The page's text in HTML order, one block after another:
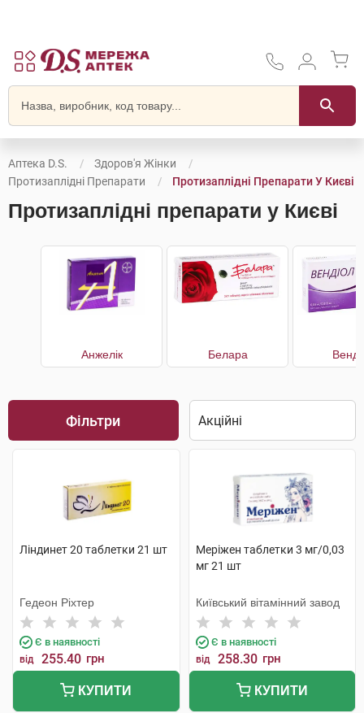
Аптека D.S.
Здоров'я Жінки
Протизаплідні Препарати
Протизаплідні Препарати У Києві
Протизаплідні препарати у Києві
Анжелік Белара
Фільтри
Ліндинет 20 таблетки 21 шт
Гедеон Ріхтер
Є в наявності
від 255.40 грн
КУПИТИ
Меріжен таблетки 3 мг/0,03
мг 21 шт
Київський вітамінний завод
Є в наявності
від 258.30 грн
КУПИТИ